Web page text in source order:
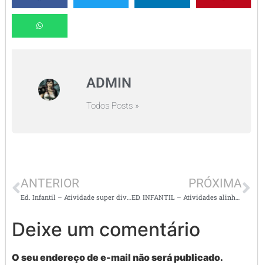
ADMIN
Todos Posts »
ANTERIOR
Ed. Infantil – Atividade super divertida – Leilão no jardim
PRÓXIMA
ED. INFANTIL – Atividades alinhadas a BNCC baseadas no tema RESPEITO
Deixe um comentário
O seu endereço de e-mail não será publicado.